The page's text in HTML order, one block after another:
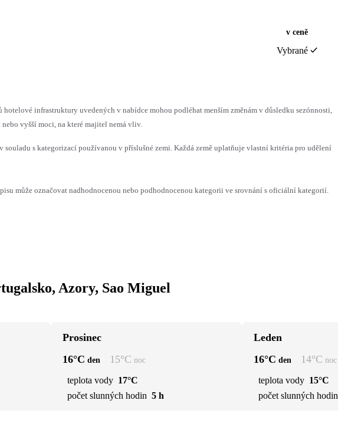
v ceně
Vybrané
infrastruktury uvedených v nabídce mohou podléhat menším změnám v důsledku sezónnosti,
vyšší moci, na které majitel nemá vliv.
s kategorizací používanou v příslušné zemi. Každá země uplatňuje vlastní kritéria pro udělení
může označovat nadhodnocenou nebo podhodnocenou kategorii ve srovnání s oficiální kategorií.
Azory, Sao Miguel
Prosinec
16°C den 15°C noc
teplota vody 17°C
počet slunných hodin 5 h
Leden
16°C den 14°C noc
teplota vody 15°C
počet slunných hodin